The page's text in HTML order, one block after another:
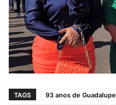
TAGS 93 anos de Guadalupe